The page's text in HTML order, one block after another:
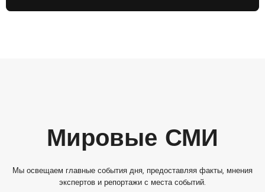
Мировые СМИ
Мы освещаем главные события дня, предоставляя факты, мнения
экспертов и репортажи с места событий.